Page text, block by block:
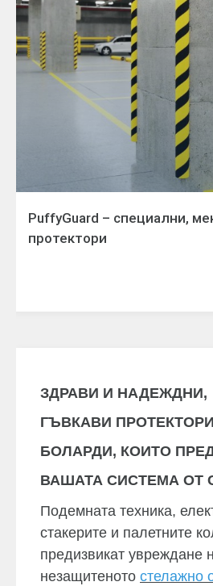
PuffyGuard – специални,
протектори
ЗДРАВИ И НАДЕЖДНИ,
ГЪВКАВИ
БОЛАРДИ, КОИТО
ВАШАТА СИСТЕМА ОТ
Подемната техника,
стакерите и палетните
предизвикат увреждане
незащитеното стелажно